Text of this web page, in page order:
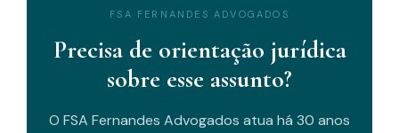
FSA FERNANDES ADVOGADOS
Precisa de orientação jurídica
sobre esse assunto?
O FSA Fernandes Advogados atua há 30 anos